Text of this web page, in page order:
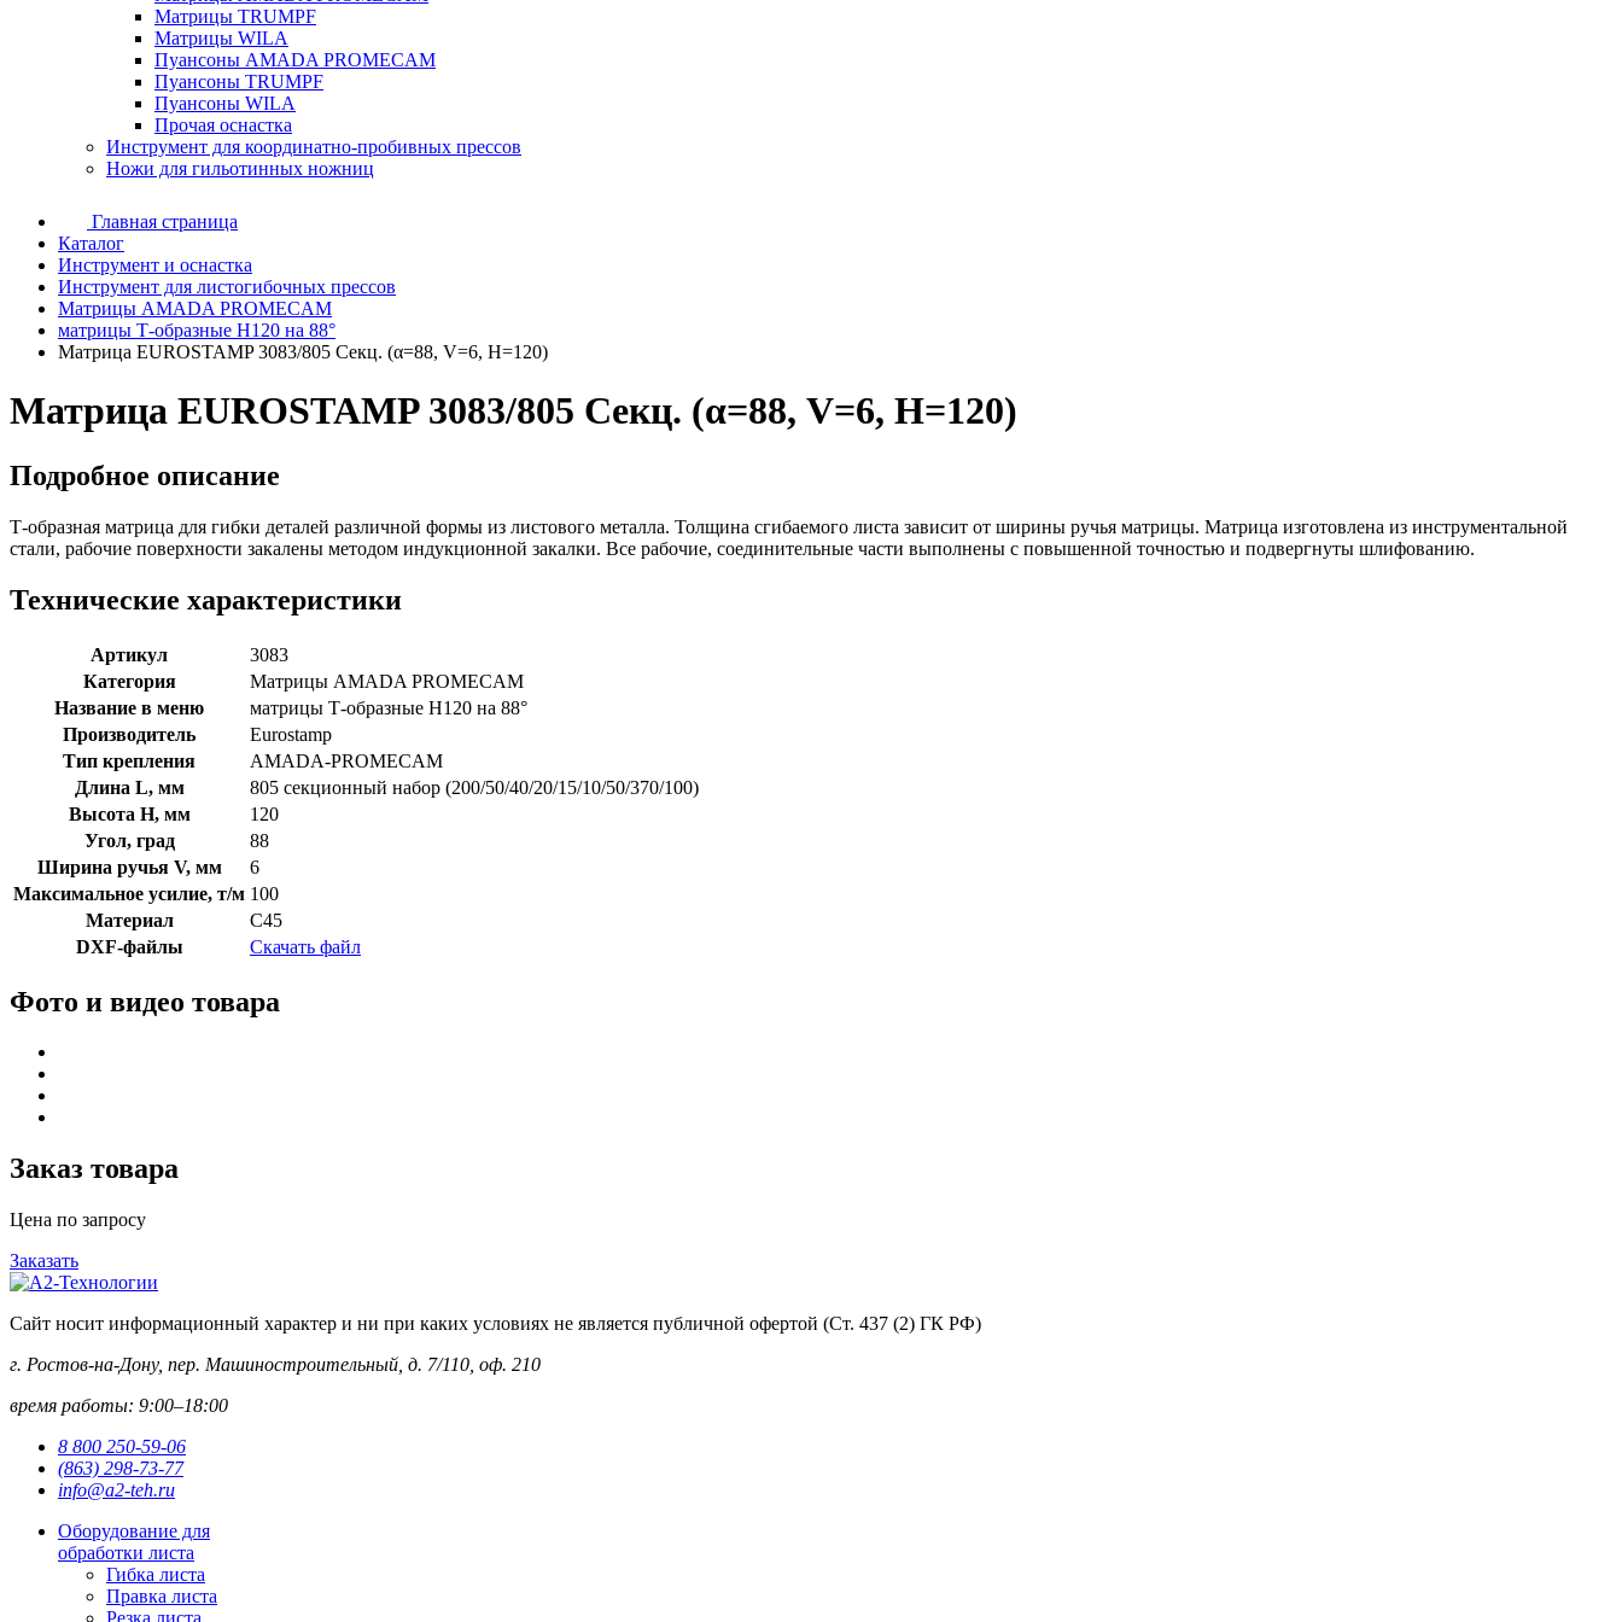
Матрицы TRUMPF
Матрицы WILA
Пуансоны AMADA PROMECAM
Пуансоны TRUMPF
Пуансоны WILA
Прочая оснастка
Инструмент для координатно-пробивных прессов
Ножи для гильотинных ножниц
Главная страница
Каталог
Инструмент и оснастка
Инструмент для листогибочных прессов
Матрицы AMADA PROMECAM
матрицы Т-образные H120 на 88°
Матрица EUROSTAMP 3083/805 Секц. (α=88, V=6, H=120)
Матрица EUROSTAMP 3083/805 Секц. (α=88, V=6, H=120)
Подробное описание
Т-образная матрица для гибки деталей различной формы из листового металла. Толщина сгибаемого листа зависит от ширины ручья матрицы. Матрица изготовлена из инструментальной
стали, рабочие поверхности закалены методом индукционной закалки. Все рабочие, соединительные части выполнены с повышенной точностью и подвергнуты шлифованию.
Технические характеристики
Артикул
3083
Категория
Матрицы AMADA PROMECAM
Название в меню
матрицы Т-образные H120 на 88°
Производитель
Eurostamp
Тип крепления
AMADA-PROMECAM
Длина L, мм
805 секционный набор (200/50/40/20/15/10/50/370/100)
Высота H, мм
120
Угол, град
88
Ширина ручья V, мм
6
Максимальное усилие, т/м 100
Материал
C45
DXF-файлы
Скачать файл
Фото и видео товара
Заказ товара
Цена по запросу
Заказать
Сайт носит информационный характер и ни при каких условиях не является публичной офертой (Ст. 437 (2) ГК РФ)
г. Ростов-на-Дону, пер. Машиностроительный, д. 7/110, оф. 210
время работы: 9:00–18:00
8 800 250-59-06
(863) 298-73-77
info@a2-teh.ru
Оборудование для
обработки листа
Гибка листа
Правка листа